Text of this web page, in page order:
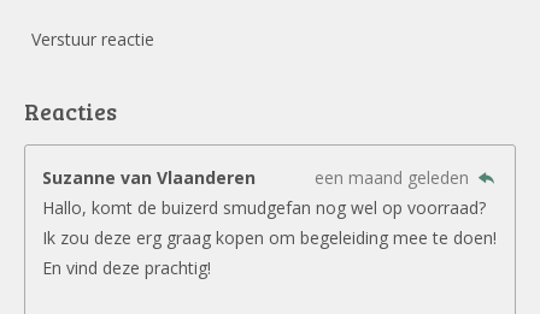
Verstuur reactie
Reacties
Suzanne van Vlaanderen
een maand geleden
Hallo, komt de buizerd smudgefan nog wel op voorraad?
Ik zou deze erg graag kopen om begeleiding mee te doen!
En vind deze prachtig!